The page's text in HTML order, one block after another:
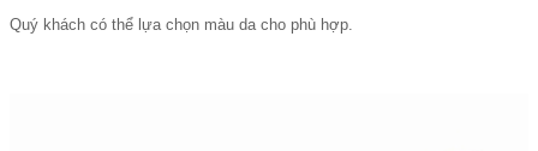
Quý khách có thể lựa chọn màu da cho phù hợp.